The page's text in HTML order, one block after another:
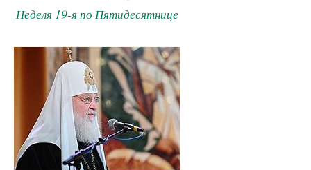
Неделя 19-я по Пятидесятнице